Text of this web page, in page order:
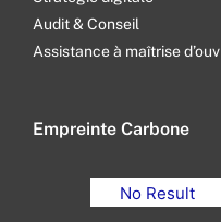
Audit & Conseil
Assistance à maîtrise
Empreinte Carbone
No Result